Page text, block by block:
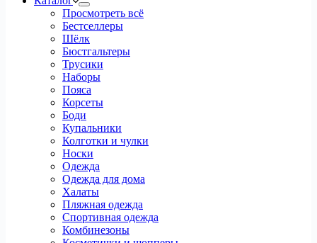
Просмотреть всё
Бестселлеры
Шёлк
Бюстгальтеры
Трусики
Наборы
Пояса
Корсеты
Боди
Купальники
Колготки и чулки
Носки
Одежда
Одежда для дома
Халаты
Пляжная одежда
Спортивная одежда
Комбинезоны